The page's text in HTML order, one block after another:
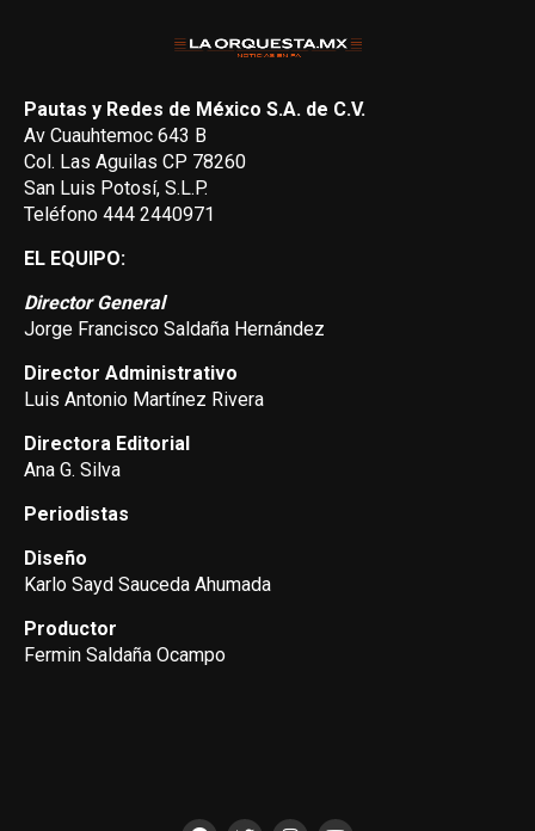
Pautas y Redes de México S.A. de C.V.
Av Cuauhtemoc 643 B
Col. Las Aguilas CP 78260
San Luis Potosí, S.L.P.
Teléfono 444 2440971
EL EQUIPO:
Director General
Jorge Francisco Saldaña Hernández
Director Administrativo
Luis Antonio Martínez Rivera
Directora Editorial
Ana G. Silva
Periodistas
Diseño
Karlo Sayd Sauceda Ahumada
Productor
Fermin Saldaña Ocampo